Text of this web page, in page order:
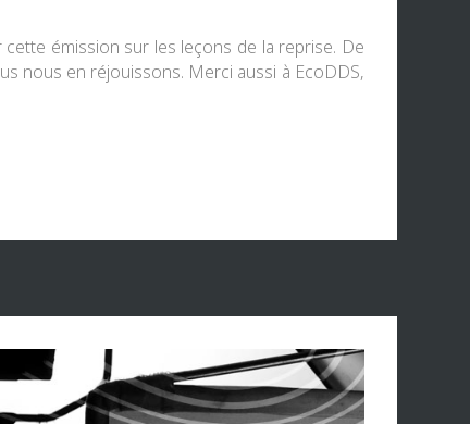
émission sur les leçons de la reprise. De
nous en réjouissons. Merci aussi à EcoDDS,